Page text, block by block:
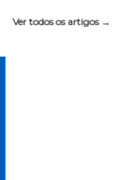
Ver todos os artigos →